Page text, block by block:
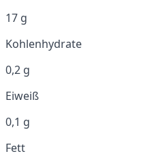
17 g
Kohlenhydrate
0,2 g
Eiweiß
0,1 g
Fett